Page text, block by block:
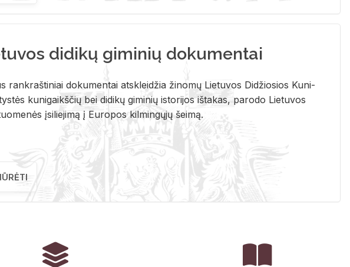
didikų giminių dokumentai
rank­raš­ti­niai do­ku­men­tai at­sklei­džia ži­no­mų Lie­tu­vos Di­džio­sios Ku­ni­
ku­ni­gaikš­čių bei di­di­kų gi­mi­nių is­to­ri­jos iš­ta­kas, pa­ro­do Lie­tu­vos
įsi­lie­ji­mą į Eu­ro­pos kil­min­gų­jų šei­mą.